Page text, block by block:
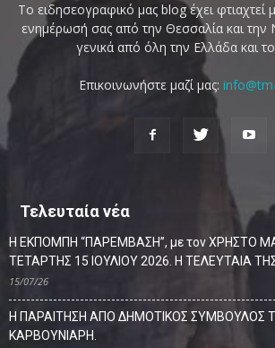
Το ειδησεογραφικό μας blog έχει φτιαχτεί
ενημέρωσή σας από την Θεσσαλία και την
γενικά από όλη την Ελλάδα και
Επικοινωνήστε μαζί μας:
Τελευταία νέα
Η ΕΚΠΟΜΠΗ “ΠΑΡΕΜΒΑΣΗ”, με τον ΧΡΗΣΤΟ
ΤΕΤΑΡΤΗΣ 15 ΙΟΥΛΙΟΥ 2026. Η ΤΕΛΕΥΤΑΙΑ
15/07/26
Η ΠΑΡΑΙΤΗΣΗ ΑΠΟ ΔΗΜΟΤΙΚΟΣ ΣΥΜΒΟΥΛΟΣ
ΚΑΡΒΟΥΝΙΑΡΗ.